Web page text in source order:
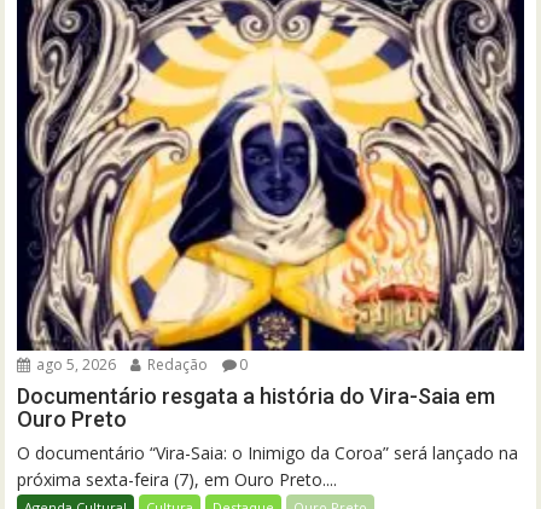
ago 5, 2026 Redação 0
Documentário resgata a história do Vira-Saia em
Ouro Preto
O documentário “Vira-Saia: o Inimigo da Coroa” será lançado na
próxima sexta-feira (7), em Ouro Preto....